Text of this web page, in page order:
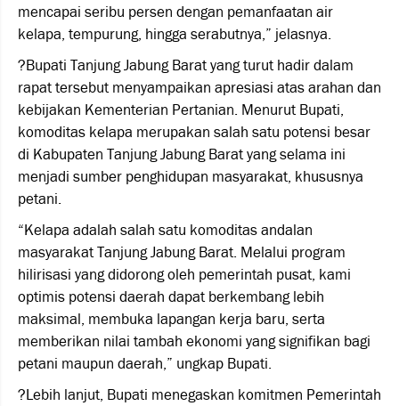
mencapai seribu persen dengan pemanfaatan air
kelapa, tempurung, hingga serabutnya,” jelasnya.
?Bupati Tanjung Jabung Barat yang turut hadir dalam
rapat tersebut menyampaikan apresiasi atas arahan dan
kebijakan Kementerian Pertanian. Menurut Bupati,
komoditas kelapa merupakan salah satu potensi besar
di Kabupaten Tanjung Jabung Barat yang selama ini
menjadi sumber penghidupan masyarakat, khususnya
petani.
“Kelapa adalah salah satu komoditas andalan
masyarakat Tanjung Jabung Barat. Melalui program
hilirisasi yang didorong oleh pemerintah pusat, kami
optimis potensi daerah dapat berkembang lebih
maksimal, membuka lapangan kerja baru, serta
memberikan nilai tambah ekonomi yang signifikan bagi
petani maupun daerah,” ungkap Bupati.
?Lebih lanjut, Bupati menegaskan komitmen Pemerintah